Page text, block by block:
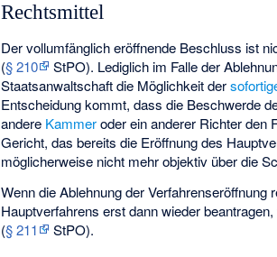
Rechtsmittel
Der vollumfänglich eröffnende Beschluss ist
(§ 210
StPO). Lediglich im Falle der
Staatsanwaltschaft die Möglichkeit der
Entscheidung kommt, dass die Beschwerde
andere Kammeroder ein anderer Richter den
Gericht, das bereits die Eröffnung des
möglicherweise nicht mehr objektiv über die
Wenn die Ablehnung der
Hauptverfahrens erst dann wieder
(§ 211 StPO).